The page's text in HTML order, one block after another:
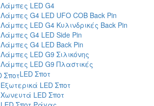
Λάμπες LED G4
Λάμπες G4 LED UFO COB Back Pin
Λάμπες LED G4 Κυλινδρικές Back Pin
Λάμπες G4 LED Side Pin
Λάμπες G4 LED Back Pin
Λάμπες LED G9 Σιλικόνης
Λάμπες LED G9 Πλαστικές
LED Σποτ
Εξωτερικά LED Σποτ
Χωνευτά LED Σποτ